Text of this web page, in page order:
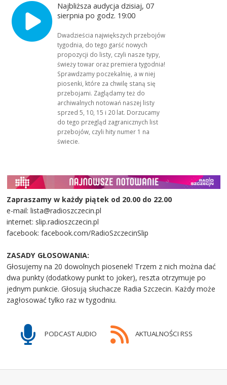
Najbliższa audycja dzisiaj, 07
sierpnia po godz. 19:00
Dwadzieścia największych przebojów
tygodnia, do tego garść nowych
propozycji do listy, czyli nasze typy,
świeży towar oraz premiera tygodnia!
Sprawdzamy poczekalnię, a w niej
piosenki, które za chwilę staną się
przebojami. Zaglądamy też do
archiwalnych notowań naszej listy
sprzed 5, 10, 15 i 20 lat. Dorzucamy
do tego przegląd zagranicznych list
przebojów, czyli hity numer 1 na
świecie.
Zapraszamy w każdy piątek od 20.00 do 22.00
e-mail: lista@radioszczecin.pl
internet: slip.radioszczecin.pl
facebook: facebook.com/RadioSzczecinSlip
ZASADY GŁOSOWANIA:
Głosujemy na 20 dowolnych piosenek! Trzem z nich można dać
dwa punkty (dodatkowy punkt to joker), reszta otrzymuje po
jednym punkcie. Głosują słuchacze Radia Szczecin. Każdy może
zagłosować tylko raz w tygodniu.
PODCAST AUDIO AKTUALNOŚCI RSS